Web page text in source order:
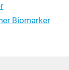
Biomarker